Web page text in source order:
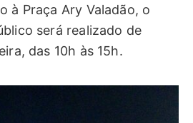
à Praça Ary Valadão, o
será realizado de
das 10h às 15h.